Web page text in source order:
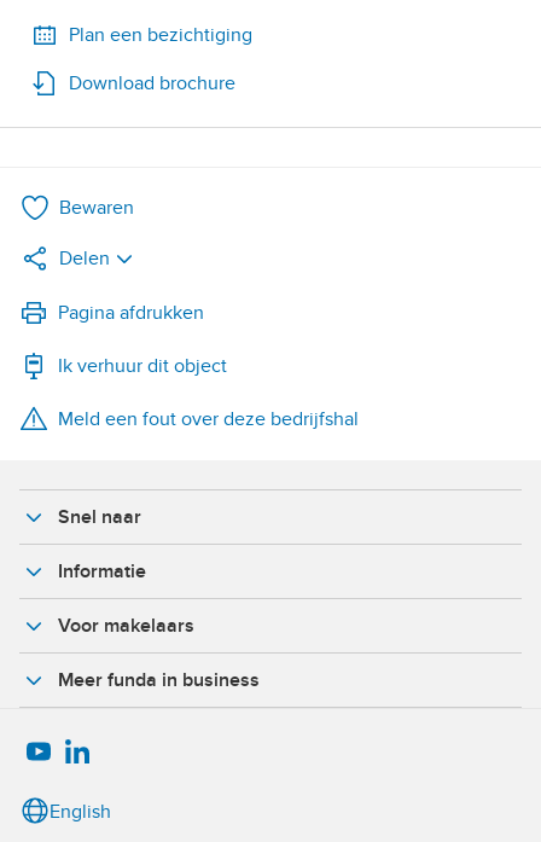
Plan een bezichtiging
Download brochure
Bewaren
Delen
LinkedIn
WhatsApp
X
Pagina afdrukken
Ik verhuur dit object
Meld een fout over deze bedrijfshal
Snel naar
Informatie
Voor makelaars
Meer funda in business
English